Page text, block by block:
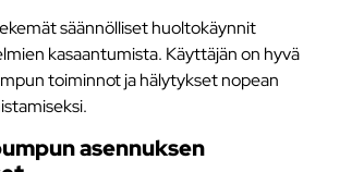
säännölliset huoltokäynnit
kasaantumista. Käyttäjän on hyvä
toiminnot ja hälytykset nopean
asennuksen